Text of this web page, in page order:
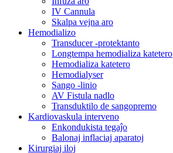
IV Cannula
Skalpa vejna aro
Hemodializo
Transducer -protektanto
Longtempa hemodializa katetero
Hemodializa katetero
Hemodialyser
Sango -linio
AV Fistula nadlo
Transduktilo de sangopremo
Kardiovaskula interveno
Enkondukista tegaĵo
Balonaj inflaciaj aparatoj
Kirurgiaj iloj